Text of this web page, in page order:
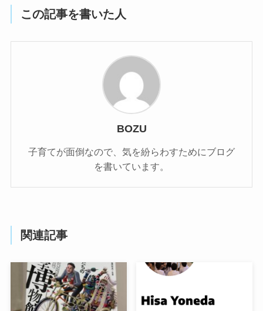
この記事を書いた人
BOZU
子育てが面倒なので、気を紛らわすためにブログ
を書いています。
関連記事